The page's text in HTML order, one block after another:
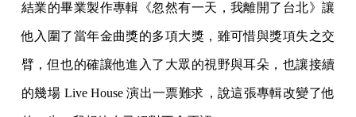
結業的畢業製作專輯《忽然有一天，我離開了台北》讓
他入圍了當年金曲獎的多項大獎，雖可惜與獎項失之交
臂，但也的確讓他進入了大眾的視野與耳朵，也讓接續
的幾場 Live House 演出一票難求，說這張專輯改變了他